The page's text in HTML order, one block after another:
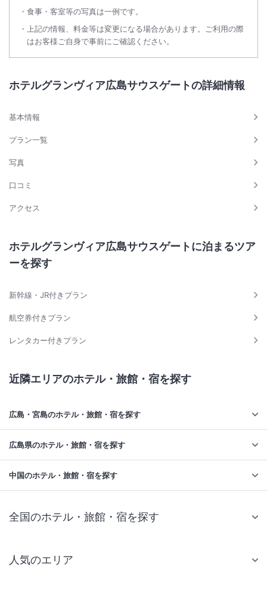
*******************************
ご宿泊 お客様にご利用いただける提携駐車場がホテルに隣接しており
ます。
【JR広島駅南口ミナモア駐車場】
上記の二か所の駐車場がご利用いただけます。
https://www.minamoa-ekie.jp/access/
【宿泊のお客様】
14時（ホテルチェックインタイム）～翌日11時（ホテルチェックアウト
フロントにて駐車場ご利用の旨をお申しつけください。
※ホテル専用ではございませんので、予約制ではございません。
混むことが予想されますので、お時間に余裕を持ってお越しください。
食事・客室等の写真は一例です。
上記の情報、料金等は変更になる場合があります。ご利用の際
はお客様ご自身で事前にご確認ください。
ホテルグランヴィア広島サウスゲートの詳細情報
基本情報
プラン一覧
写真
口コミ
アクセス
ホテルグランヴィア広島サウスゲートに泊まるツア
ーを探す
新幹線・JR付きプラン
航空券付きプラン
レンタカー付きプラン
近隣エリアのホテル・旅館・宿を探す
広島・宮島のホテル・旅館・宿を探す
広島県のホテル・旅館・宿を探す
中国のホテル・旅館・宿を探す
全国のホテル・旅館・宿を探す
人気のエリア